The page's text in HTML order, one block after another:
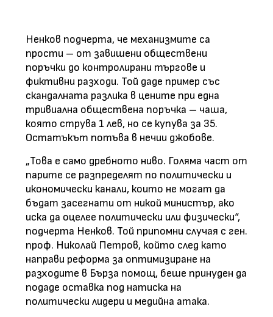
Ненков подчерта, че механизмите са
прости – от завишени обществени
поръчки до контролирани търгове и
фиктивни разходи. Той даде пример със
скандалната разлика в цените при една
тривиална обществена поръчка – чаша,
която струва 1 лев, но се купува за 35.
Остатъкът потъва в нечии джобове.
„Това е само дребното ниво. Голяма част от
парите се разпределят по политически и
икономически канали, които не могат да
бъдат засегнати от никой министър, ако
иска да оцелее политически или физически“,
подчерта Ненков. Той припомни случая с ген.
проф. Николай Петров, който след като
направи реформа за оптимизиране на
разходите в Бърза помощ, беше принуден да
подаде оставка под натиска на
политически лидери и медийна атака.